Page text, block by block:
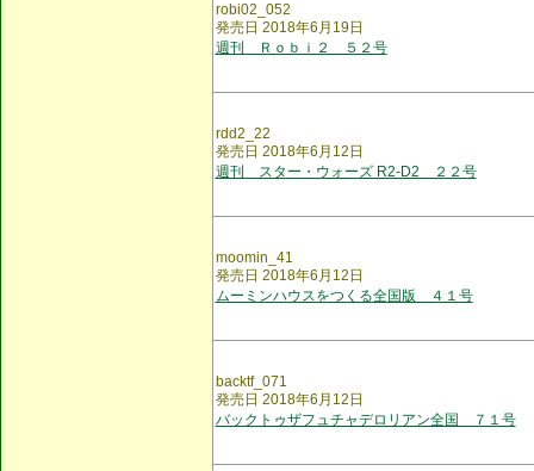
robi02_052
発売日 2018年6月19日
週刊 Ｒｏｂｉ２ ５２号
rdd2_22
発売日 2018年6月12日
週刊 スター・ウォーズ R2-D2 ２２号
moomin_41
発売日 2018年6月12日
ムーミンハウスをつくる全国版 ４１号
backtf_071
発売日 2018年6月12日
バックトゥザフュチャデロリアン全国 ７１号